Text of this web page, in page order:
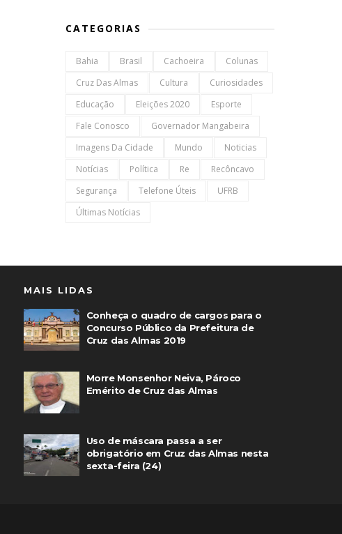
CATEGORIAS
Bahia Brasil Cachoeira
Colunas
Cruz Das Almas
Cultura
Curiosidades
Educação
Eleições 2020
Esporte
Fale Conosco
Governador Mangabeira
Imagens Da Cidade
Mundo
Noticias
Notícias
Política Re
Recôncavo
Segurança
Telefone Úteis
UFRB
Últimas Notícias
MAIS LIDAS
Conheça o quadro de cargos para o
Concurso Público da Prefeitura de
Cruz das Almas 2019
Morre Monsenhor Neiva, Pároco
Emérito de Cruz das Almas
Uso de máscara passa a ser
obrigatório em Cruz das Almas nesta
sexta-feira (24)